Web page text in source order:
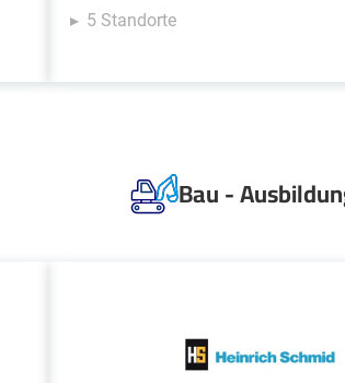
5 Standorte
Bau -